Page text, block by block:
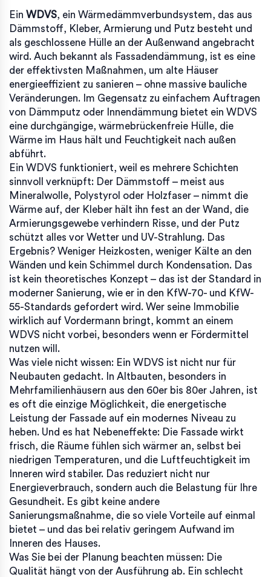
Ein WDVS, ein Wärmedämmverbundsystem, das aus
Dämmstoff, Kleber, Armierung und Putz besteht und
als geschlossene Hülle an der Außenwand angebracht
wird. Auch bekannt als Fassadendämmung, ist es eine
der effektivsten Maßnahmen, um alte Häuser
energieeffizient zu sanieren – ohne massive bauliche
Veränderungen. Im Gegensatz zu einfachem Auftragen
von Dämmputz oder Innendämmung bietet ein WDVS
eine durchgängige, wärmebrückenfreie Hülle, die
Wärme im Haus hält und Feuchtigkeit nach außen
abführt.
Ein WDVS funktioniert, weil es mehrere Schichten
sinnvoll verknüpft: Der Dämmstoff – meist aus
Mineralwolle, Polystyrol oder Holzfaser – nimmt die
Wärme auf, der Kleber hält ihn fest an der Wand, die
Armierungsgewebe verhindern Risse, und der Putz
schützt alles vor Wetter und UV-Strahlung. Das
Ergebnis? Weniger Heizkosten, weniger Kälte an den
Wänden und kein Schimmel durch Kondensation. Das
ist kein theoretisches Konzept – das ist der Standard in
moderner Sanierung, wie er in den KfW-70- und KfW-
55-Standards gefordert wird. Wer seine Immobilie
wirklich auf Vordermann bringt, kommt an einem
WDVS nicht vorbei, besonders wenn er Fördermittel
nutzen will.
Was viele nicht wissen: Ein WDVS ist nicht nur für
Neubauten gedacht. In Altbauten, besonders in
Mehrfamilienhäusern aus den 60er bis 80er Jahren, ist
es oft die einzige Möglichkeit, die energetische
Leistung der Fassade auf ein modernes Niveau zu
heben. Und es hat Nebeneffekte: Die Fassade wirkt
frisch, die Räume fühlen sich wärmer an, selbst bei
niedrigen Temperaturen, und die Luftfeuchtigkeit im
Inneren wird stabiler. Das reduziert nicht nur
Energieverbrauch, sondern auch die Belastung für Ihre
Gesundheit. Es gibt keine andere
Sanierungsmaßnahme, die so viele Vorteile auf einmal
bietet – und das bei relativ geringem Aufwand im
Inneren des Hauses.
Was Sie bei der Planung beachten müssen: Die
Qualität hängt von der Ausführung ab. Ein schlecht